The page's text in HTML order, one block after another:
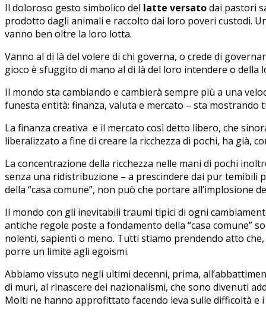
Il doloroso gesto simbolico del latte versatodai pastori
prodotto dagli animali e raccolto dai loro poveri custodi.
vanno ben oltre la loro lotta.
Vanno al di là del volere di chi governa, o crede di
gioco è sfuggito di mano al di là del loro intendere o
Il mondo sta cambiando e cambierà sempre più a una
funesta entità: finanza, valuta e mercato – sta mostrando
La finanza creativa e il mercato così detto libero, che
liberalizzato a fine di creare la ricchezza di pochi, ha già,
La concentrazione della ricchezza nelle mani di pochi
senza una ridistribuzione – a prescindere dai pur temibili
della “casa comune”, non può che portare all’implosione
Il mondo con gli inevitabili traumi tipici di ogni
antiche regole poste a fondamento della “casa comune”
nolenti, sapienti o meno. Tutti stiamo prendendo atto
porre un limite agli egoismi.
Abbiamo vissuto negli ultimi decenni, prima,
di muri, al rinascere dei nazionalismi, che sono divenuti
Molti ne hanno approfittato facendo leva sulle difficoltà